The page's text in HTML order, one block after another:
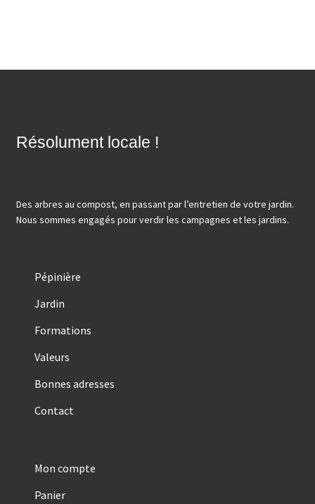
Résolument locale !
Des arbres au compost, en passant par l’entretien de votre jardin.
Nous sommes engagés pour verdir les campagnes et les jardins.
Pépinière
Jardin
Formations
Valeurs
Bonnes adresses
Contact
Mon compte
Panier